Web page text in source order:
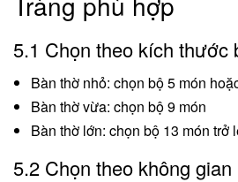
5.1 Chọn theo kích thước
Bàn thờ nhỏ: chọn bộ 5 món
Bàn thờ vừa: chọn bộ 9 món
Bàn thờ lớn: chọn bộ 13 món trở
5.2 Chọn theo không gian